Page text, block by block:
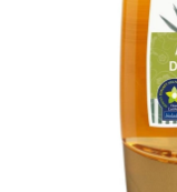
Veggie & Vegan
Backwaren
Trockensortiment